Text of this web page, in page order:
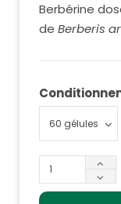
Berbérine
de Berberis